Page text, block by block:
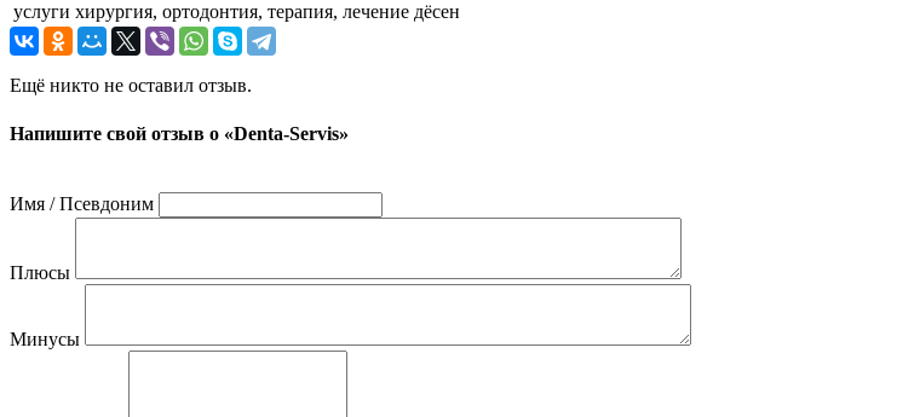
услуги хирургия, ортодонтия, терапия, лечение дёсен
Ещё никто не оставил отзыв.
Напишите свой отзыв о «Denta-Servis»
Имя / Псевдоним
Плюсы
Минусы